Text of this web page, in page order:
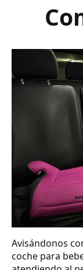
Avisándonos
coche para